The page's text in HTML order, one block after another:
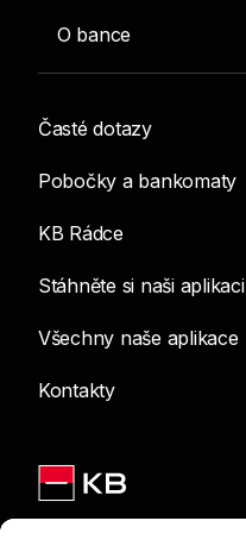
O bance
Časté dotazy
Pobočky a bankomaty
KB Rádce
Stáhněte si naši aplikaci
Všechny naše aplikace
Kontakty